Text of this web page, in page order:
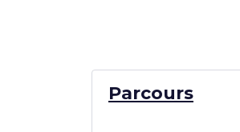
Parcours